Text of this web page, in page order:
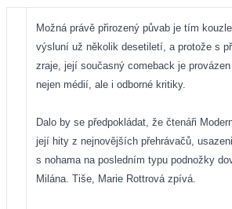
Možná právě přirozený půvab je tím
výsluní už několik desetiletí, a protože s
zraje, její současný comeback je
nejen médií, ale i odborné kritiky.
Dalo by se předpokládat, že čtenáři
její hity z nejnovějších přehrávačů,
s nohama na posledním typu podnožky
Milána. Tiše, Marie Rottrová zpívá.